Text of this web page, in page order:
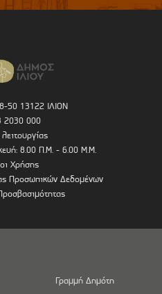
50 13122 ΙΛΙΟΝ
2030 000
8.00 Π.Μ. - 6.00 Μ.Μ.
Χρήσης
Προσωπικών Δεδομένων
Γραμμή Δημότη